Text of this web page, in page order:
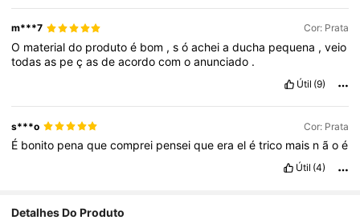
m***7 Cor: Prata
O materialdo produtoé bom ,sóacheiaducha pequena ,veio
todasas peçasdeacordocomoanunciado .
Útil (9)
s***o Cor: Prata
É bonito penaquecomprei penseiqueeraelétrico mais nãoé
Útil (4)
Detalhes Do Produto